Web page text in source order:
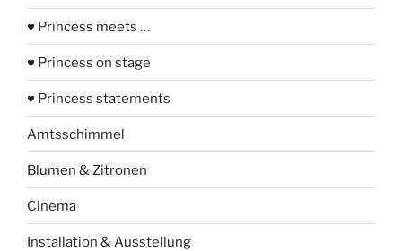
♥ Princess meets …
♥ Princess on stage
♥ Princess statements
Amtsschimmel
Blumen & Zitronen
Cinema
Installation & Ausstellung